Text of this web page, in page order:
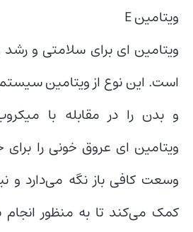
ویتامین E
ویتامین ای برای سلامتی و
است. این نوع از ویتامین سیستم
و بدن را در مقابله با
ویتامین ای عروق خونی را برای
وسعت کافی باز نگه می‌دارد و
کمک می‌کند تا به منظور